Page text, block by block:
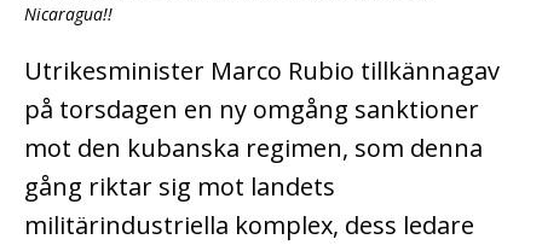
Nicaragua!!
Utrikesminister Marco Rubio tillkännagav
på torsdagen en ny omgång sanktioner
mot den kubanska regimen, som denna
gång riktar sig mot landets
militärindustriella komplex, dess ledare